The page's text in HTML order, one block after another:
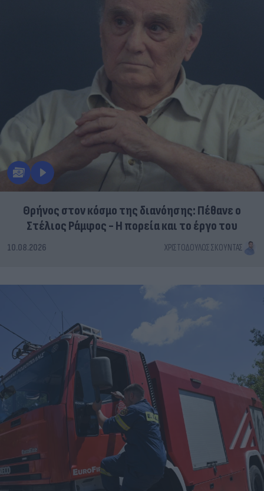
Θρήνος στον κόσμο της διανόησης: Πέθανε ο
Στέλιος Ράμφος - Η πορεία και το έργο του
10.08.2026 ΧΡΙΣΤΌΔΟΥΛΟΣ ΣΚΟΎΝΤΑΣ